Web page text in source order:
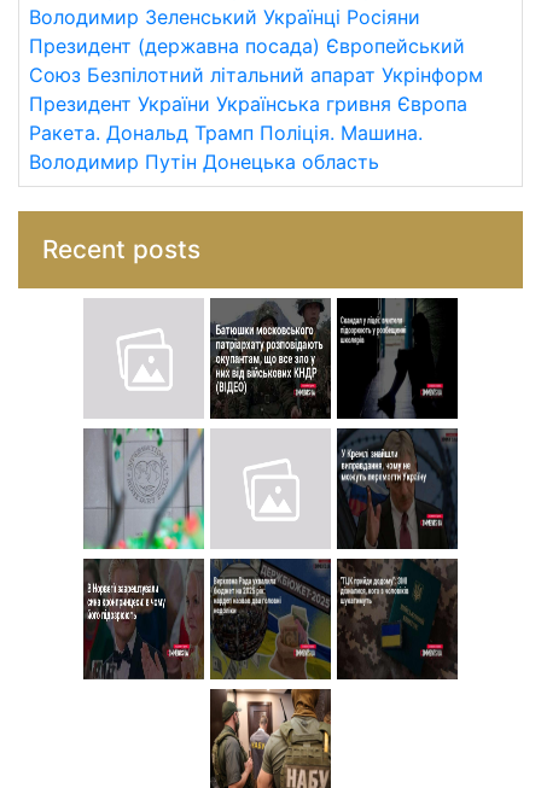
Володимир Зеленський Українці Росіяни
Президент (державна посада) Європейський
Союз Безпілотний літальний апарат Укрінформ
Президент України Українська гривня Європа
Ракета. Дональд Трамп Поліція. Машина.
Володимир Путін Донецька область
Recent posts